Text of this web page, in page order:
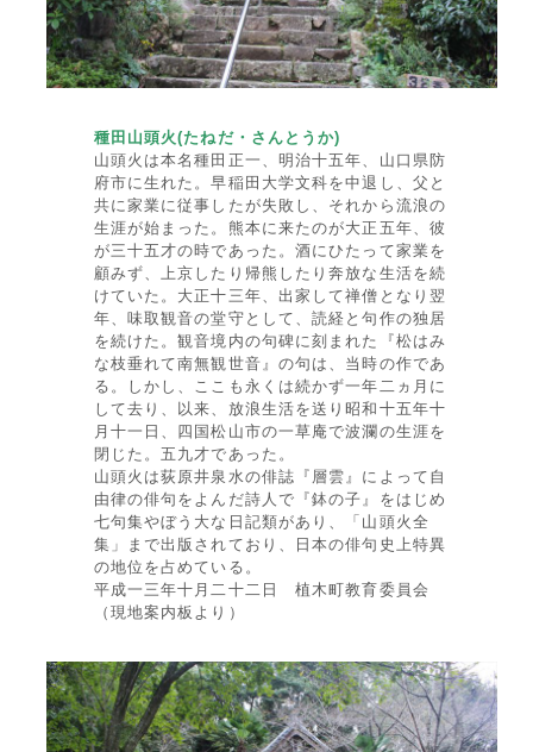
種田山頭火(たねだ・さんとうか)
山頭火は本名種田正一、明治十五年、山口県防
府市に生れた。早稲田大学文科を中退し、父と
共に家業に従事したが失敗し、それから流浪の
生涯が始まった。熊本に来たのが大正五年、彼
が三十五才の時であった。酒にひたって家業を
顧みず、上京したり帰熊したり奔放な生活を続
けていた。大正十三年、出家して禅僧となり翌
年、味取観音の堂守として、読経と句作の独居
を続けた。観音境内の句碑に刻まれた『松はみ
な枝垂れて南無観世音』の句は、当時の作であ
る。しかし、ここも永くは続かず一年二ヵ月に
して去り、以来、放浪生活を送り昭和十五年十
月十一日、四国松山市の一草庵で波瀾の生涯を
閉じた。五九才であった。
山頭火は荻原井泉水の俳誌『層雲』によって自
由律の俳句をよんだ詩人で『鉢の子』をはじめ
七句集やぼう大な日記類があり、「山頭火全
集」まで出版されており、日本の俳句史上特異
の地位を占めている。
平成一三年十月二十二日 植木町教育委員会
（現地案内板より）